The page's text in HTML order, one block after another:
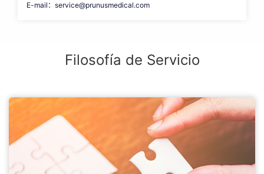
E-mail：service@prunusmedical.com
Filosofía de Servicio